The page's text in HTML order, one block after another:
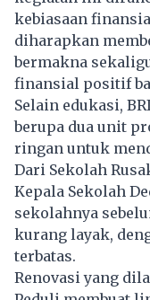
kebiasaan
diharapkan
bermakna
finansial positif
Selain edukasi,
berupa dua unit
ringan untuk
Dari Sekolah
Kepala Sekolah
sekolahnya
kurang layak,
terbatas.
Renovasi yang